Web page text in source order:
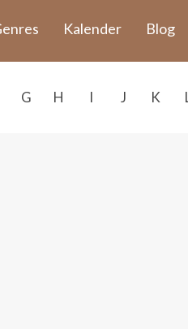
Kalender Blog
G H I J K